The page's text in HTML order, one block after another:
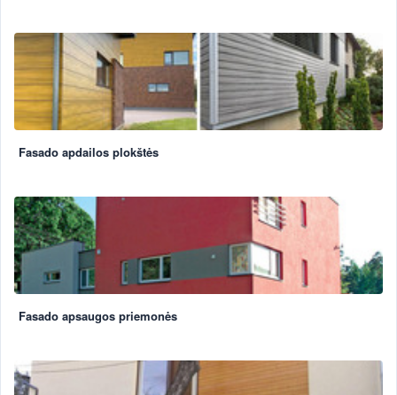
Fasado apdailos plokštės
Fasado apsaugos priemonės